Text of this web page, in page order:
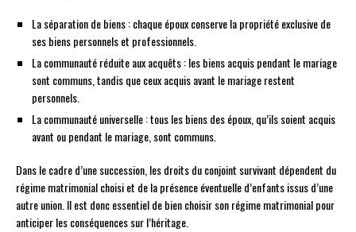
La séparation de biens : chaque époux conserve la propriété exclusive de
ses biens personnels et professionnels.
La communauté réduite aux acquêts : les biens acquis pendant le mariage
sont communs, tandis que ceux acquis avant le mariage restent
personnels.
La communauté universelle : tous les biens des époux, qu’ils soient acquis
avant ou pendant le mariage, sont communs.
Dans le cadre d’une succession, les droits du conjoint survivant dépendent du
régime matrimonial choisi et de la présence éventuelle d’enfants issus d’une
autre union. Il est donc essentiel de bien choisir son régime matrimonial pour
anticiper les conséquences sur l’héritage.